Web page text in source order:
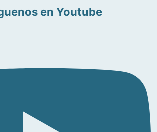
en Youtube